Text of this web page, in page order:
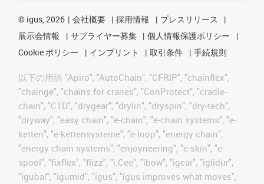
© igus, 2026 会社概要 採用情報
プレスリリース
展示会情報
サプライヤー募集
個人情報保護ポリシー
Cookie ポリシー
インプリント 取引条件 手続規則
以下の用語 "Apiro", "AutoChain", "CFRIP", "chainflex",
"chainge", "chains for cranes", "ConProtect", "cradle-
chain", "CTD", "drygear", "drylin", "dryspin", "dry-tech",
"dryway", "easy chain", "e-chain", "e-chain systems", "e-
ketten", "e-kettensysteme", "e-loop", "energy chain",
"energy chain systems", "enjoyneering", "e-skin", "e-
spool", "fixflex", "flizz", "i.Cee", "ibow", "igear", "iglidur",
"igubal", "igumid", "igus", "igus improves what moves",